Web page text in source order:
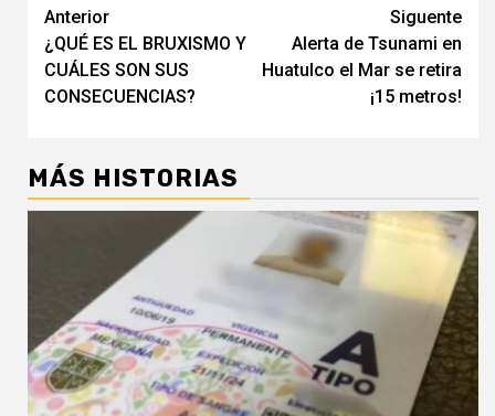
Navegación
de
entradas
Anterior
¿QUÉ ES EL BRUXISMO Y
CUÁLES SON SUS
CONSECUENCIAS?
Siguente
Alerta de Tsunami en
Huatulco el Mar se retira
¡15 metros!
MÁS HISTORIAS